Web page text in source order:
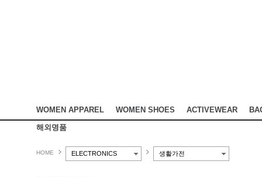
WOMEN APPAREL WOMEN SHOES ACTIVEWEAR
해외명품
HOME ELECTRONICS 생활가전